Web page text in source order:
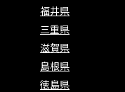
福井県
三重県
滋賀県
島根県
徳島県